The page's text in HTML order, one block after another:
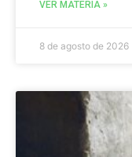
VER MATÉRIA »
8 de agosto de 2026